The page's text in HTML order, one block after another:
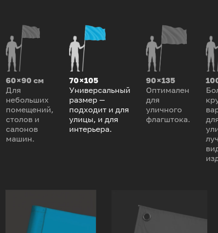
60 × 90 см
Для
небольших
помещений,
столов и
салонов
машин.
70 × 105
Универсальный
размер —
подходит и для
улицы, и для
интерьера.
90 × 135
Оптимален
для
уличного
флагштока.